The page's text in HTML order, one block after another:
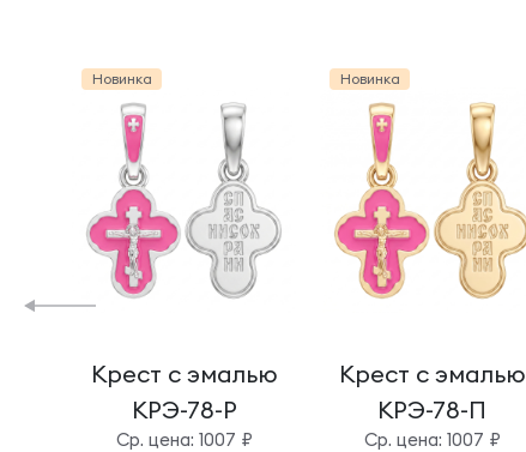
Новинка
Крест с эмалью
КРЭ-78-Р
Cр. цена: 1007 ₽
Новинка
Крест с эмалью
КРЭ-78-П
Cр. цена: 1007 ₽